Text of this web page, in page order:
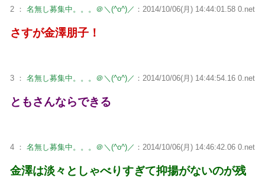
2 ： 名無し募集中。。。＠＼(^o^)／ ：2014/10/06(月) 14:44:01.58 0.net
さすが金澤朋子！
3 ： 名無し募集中。。。＠＼(^o^)／ ：2014/10/06(月) 14:44:54.16 0.net
ともさんならできる
4 ： 名無し募集中。。。＠＼(^o^)／ ：2014/10/06(月) 14:46:42.06 0.net
金澤は淡々としゃべりすぎて抑揚がないのが残